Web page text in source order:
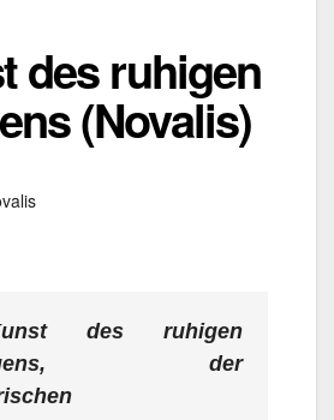
des ruhigen
(Novalis)
des ruhigen
der